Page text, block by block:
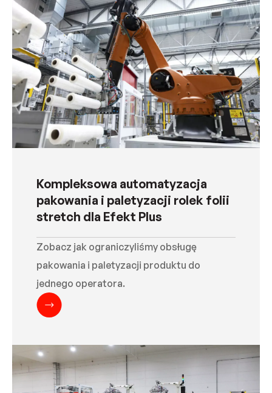
Kompleksowa automatyzacja
pakowania i paletyzacji rolek folii
stretch dla Efekt Plus
Zobacz jak ograniczyliśmy obsługę
pakowania i paletyzacji produktu do
jednego operatora.